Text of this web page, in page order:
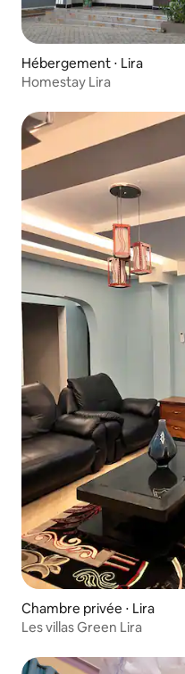
Hébergement ⋅ Lira
Homestay Lira
Chambre privée ⋅ Lira
Les villas Green Lira